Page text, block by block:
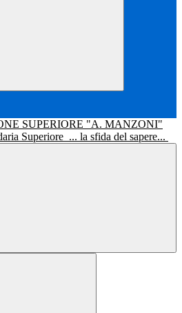
Superiore ... la sfida del sapere...